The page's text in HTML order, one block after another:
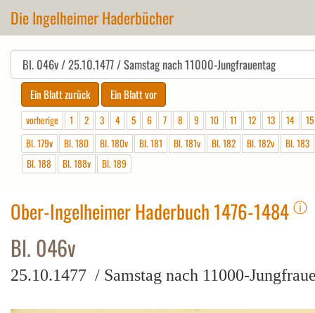
Die Ingelheimer Haderbücher
vorherige 1 2 3 4 5 6 7 8 9 10 11 12 13 14
15
Bl. 179v
Bl. 180 Bl. 180v Bl. 181 Bl. 181v Bl. 182 Bl. 182v
Bl. 183
Bl. 188
Bl. 188v Bl. 189
Ober-Ingelheimer Haderbuch 1476-1484 ⓘ
Bl. 046v
25.10.1477 / Samstag nach 11000-